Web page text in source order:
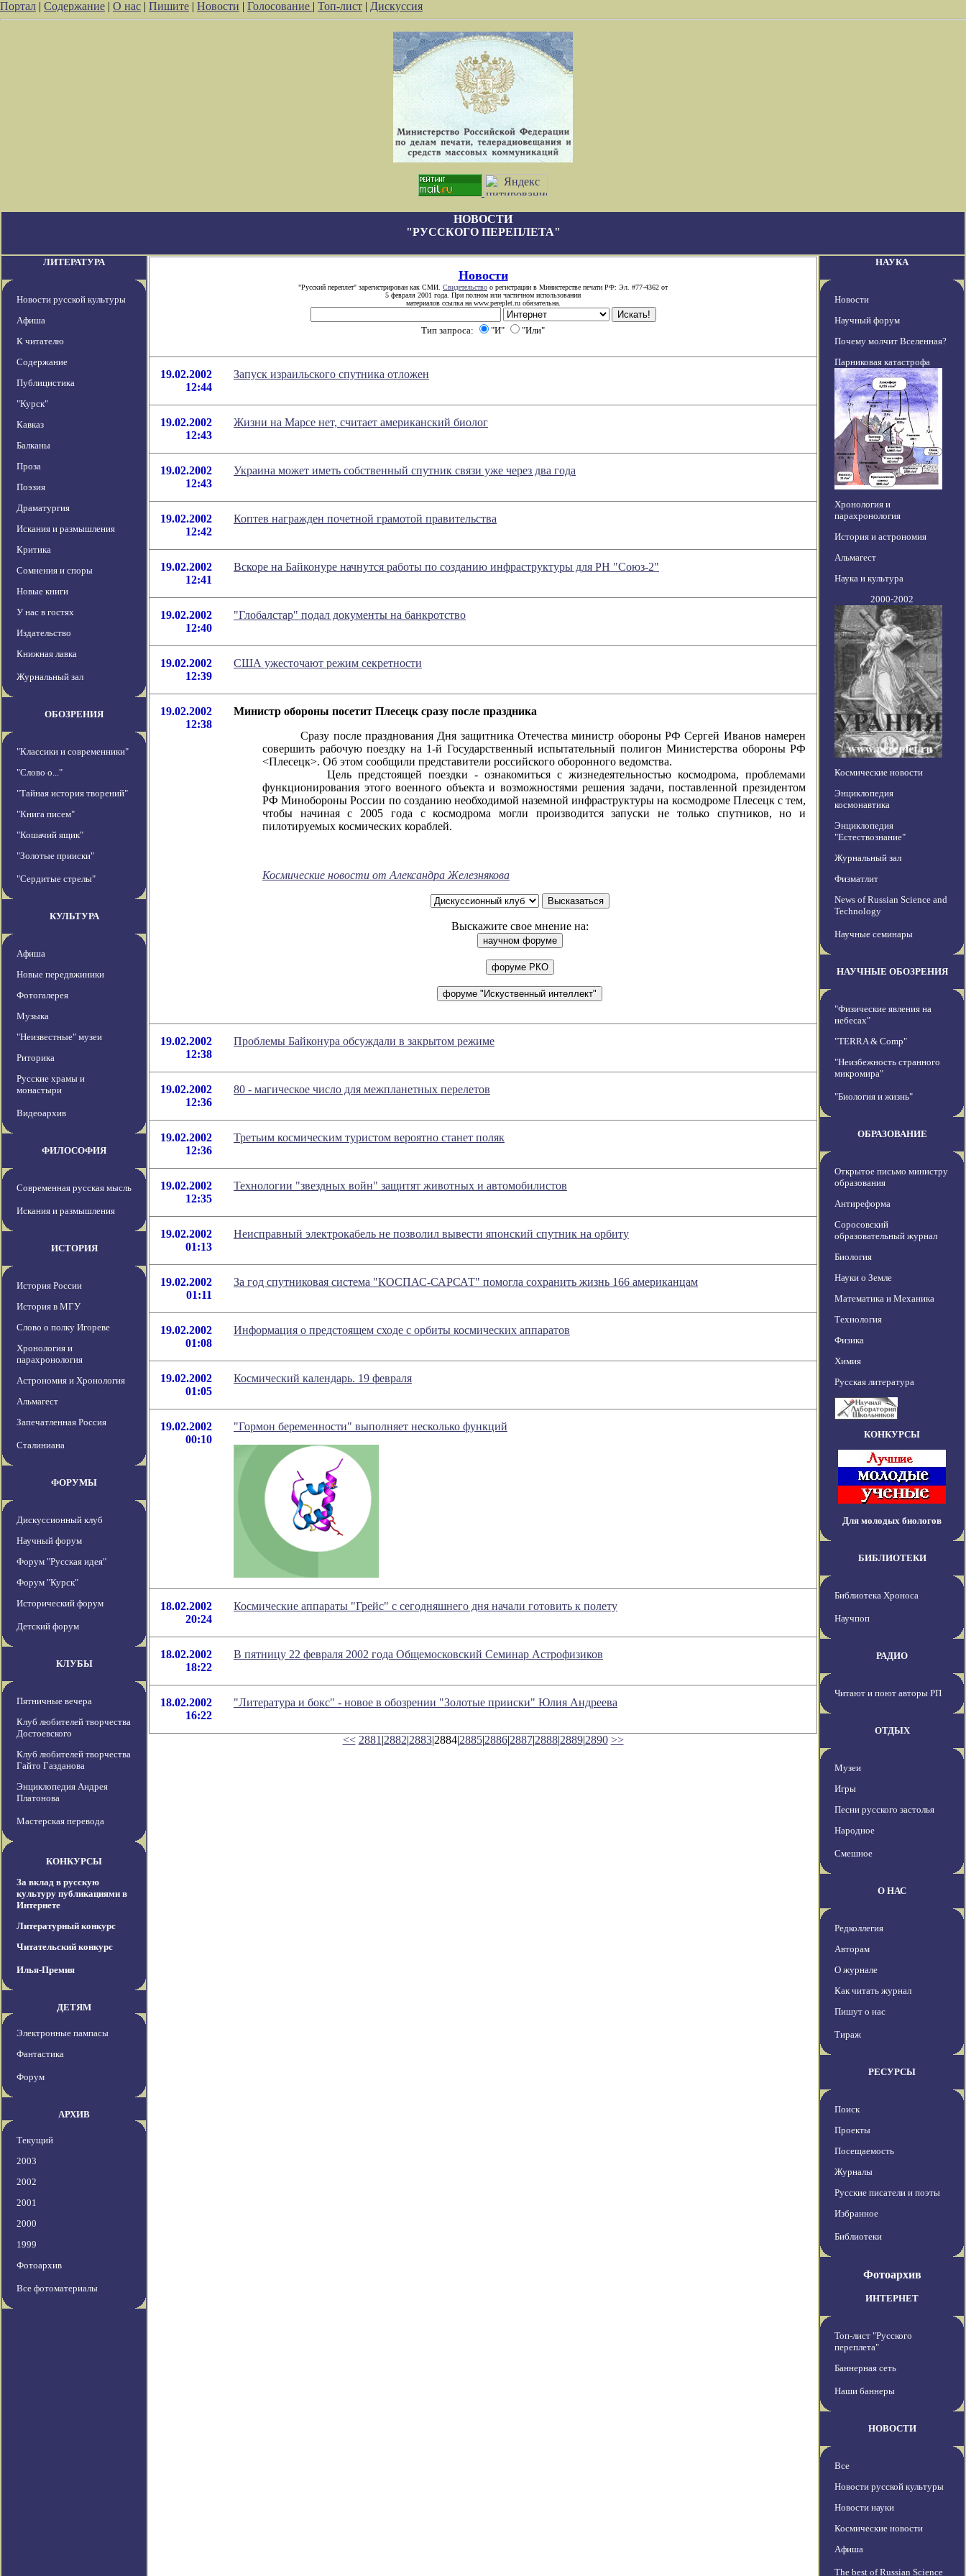
Портал | Содержание | О нас | Пишите | Новости | Голосование | Топ-лист | Дискуссия
НОВОСТИ
"РУССКОГО ПЕРЕПЛЕТА"
ЛИТЕРАТУРА
Новости русской культуры
Афиша
К читателю
Содержание
Публицистика
"Курск"
Кавказ
Балканы
Проза
Поэзия
Драматургия
Искания и размышления
Критика
Сомнения и споры
Новые книги
У нас в гостях
Издательство
Книжная лавка
Журнальный зал
ОБОЗРЕНИЯ
"Классики и современники"
"Слово о..."
"Тайная история творений"
"Книга писем"
"Кошачий ящик"
"Золотые прииски"
"Сердитые стрелы"
КУЛЬТУРА
Афиша
Новые передвжиники
Фотогалерея
Музыка
"Неизвестные" музеи
Риторика
Русские храмы и
монастыри
Видеоархив
ФИЛОСОФИЯ
Современная русская мысль
Искания и размышления
ИСТОРИЯ
История России
История в МГУ
Слово о полку Игореве
Хронология и
парахронология
Астрономия и Хронология
Альмагест
Запечатленная Россия
Сталиниана
ФОРУМЫ
Дискуссионный клуб
Научный форум
Форум "Русская идея"
Форум "Курск"
Исторический форум
Детский форум
КЛУБЫ
Пятничные вечера
Клуб любителей творчества
Достоевского
Клуб любителей творчества
Гайто Газданова
Энциклопедия Андрея
Платонова
Мастерская перевода
КОНКУРСЫ
За вклад в русскую
культуру публикациями в
Интернете
Литературный конкурс
Читательский конкурс
Илья-Премия
ДЕТЯМ
Электронные пампасы
Фантастика
Форум
АРХИВ
Текущий
2003
2002
2001
2000
1999
Фотоархив
Все фотоматериалы
Новости
"Русский переплет" зарегистрирован как СМИ. Свидетельство о регистрации в Министерстве печати РФ: Эл. #77-4362 от
5 февраля 2001 года. При полном или частичном использовании
материалов ссылка на www.pereplet.ru обязательна.
Тип запроса: "И" "Или"
19.02.2002
12:44
Запуск израильского спутника отложен
19.02.2002
12:43
Жизни на Марсе нет, считает американский биолог
19.02.2002
12:43
Украина может иметь собственный спутник связи уже через два года
19.02.2002
12:42
Коптев награжден почетной грамотой правительства
19.02.2002
12:41
Вскоре на Байконуре начнутся работы по созданию инфраструктуры для РН "Союз-2"
19.02.2002
12:40
"Глобалстар" подал документы на банкротство
19.02.2002
12:39
США ужесточают режим секретности
19.02.2002
12:38
Министр обороны посетит Плесецк сразу после праздника
Сразу после празднования Дня защитника Отечества министр обороны РФ Сергей Иванов намерен
совершить рабочую поездку на 1-й Государственный испытательный полигон Министерства обороны РФ
<Плесецк>. Об этом сообщили представители российского оборонного ведомства.
Цель предстоящей поездки - ознакомиться с жизнедеятельностью космодрома, проблемами
функционирования этого военного объекта и возможностями решения задачи, поставленной президентом
РФ Минобороны России по созданию необходимой наземной инфраструктуры на космодроме Плесецк с тем,
чтобы начиная с 2005 года с космодрома могли производится запуски не только спутников, но и
пилотируемых космических кораблей.
Космические новости от Александра Железнякова
Выскажите свое мнение на:
19.02.2002
12:38
Проблемы Байконура обсуждали в закрытом режиме
19.02.2002
12:36
80 - магическое число для межпланетных перелетов
19.02.2002
12:36
Третьим космическим туристом вероятно станет поляк
19.02.2002
12:35
Технологии "звездных войн" защитят животных и автомобилистов
19.02.2002
01:13
Неисправный электрокабель не позволил вывести японский спутник на орбиту
19.02.2002
01:11
За год спутниковая система "КОСПАС-САРСАТ" помогла сохранить жизнь 166 американцам
19.02.2002
01:08
Информация о предстоящем сходе с орбиты космических аппаратов
19.02.2002
01:05
Космический календарь. 19 февраля
19.02.2002
00:10
"Гормон беременности" выполняет несколько функций
18.02.2002
20:24
Космические аппараты "Грейс" с сегодняшнего дня начали готовить к полету
18.02.2002
18:22
В пятницу 22 февраля 2002 года Общемосковский Семинар Астрофизиков
18.02.2002
16:22
"Литература и бокс" - новое в обозрении "Золотые прииски" Юлия Андреева
<< 2881 |2882|2883|2884|2885|2886|2887|2888|2889|2890 >>
НАУКА
Новости
Научный форум
Почему молчит Вселенная?
Парниковая катастрофа
Хронология и
парахронология
История и астрономия
Альмагест
Наука и культура
2000-2002
Космические новости
Энциклопедия
космонавтика
Энциклопедия
"Естествознание"
Журнальный зал
Физматлит
News of Russian Science and
Technology
Научные семинары
НАУЧНЫЕ ОБОЗРЕНИЯ
"Физические явления на
небесах"
"TERRA & Comp"
"Неизбежность странного
микромира"
"Биология и жизнь"
ОБРАЗОВАНИЕ
Открытое письмо министру
образования
Антиреформа
Соросовский
образовательный журнал
Биология
Науки о Земле
Математика и Механика
Технология
Физика
Химия
Русская литература
КОНКУРСЫ
Для молодых биологов
БИБЛИОТЕКИ
Библиотека Хроноса
Научпоп
РАДИО
Читают и поют авторы РП
ОТДЫХ
Музеи
Игры
Песни русского застолья
Народное
Смешное
О НАС
Редколлегия
Авторам
О журнале
Как читать журнал
Пишут о нас
Тираж
РЕСУРСЫ
Поиск
Проекты
Посещаемость
Журналы
Русские писатели и поэты
Избранное
Библиотеки
Фотоархив
ИНТЕРНЕТ
Топ-лист "Русского
переплета"
Баннерная сеть
Наши баннеры
НОВОСТИ
Все
Новости русской культуры
Новости науки
Космические новости
Афиша
The best of Russian Science